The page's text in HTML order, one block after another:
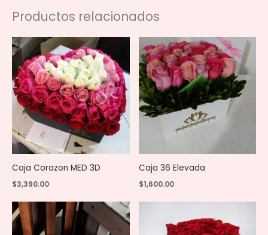
Productos relacionados
Caja Corazon MED 3D
$3,390.00
Caja 36 Elevada
$1,600.00